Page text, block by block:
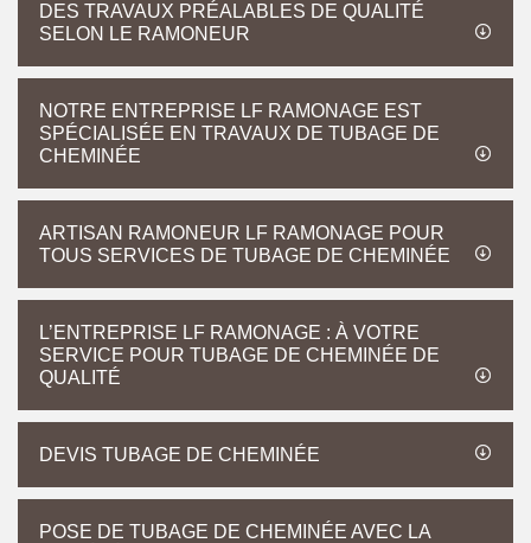
DES TRAVAUX PRÉALABLES DE QUALITÉ
SELON LE RAMONEUR
NOTRE ENTREPRISE LF RAMONAGE EST
SPÉCIALISÉE EN TRAVAUX DE TUBAGE DE
CHEMINÉE
ARTISAN RAMONEUR LF RAMONAGE POUR
TOUS SERVICES DE TUBAGE DE CHEMINÉE
L’ENTREPRISE LF RAMONAGE : À VOTRE
SERVICE POUR TUBAGE DE CHEMINÉE DE
QUALITÉ
DEVIS TUBAGE DE CHEMINÉE
POSE DE TUBAGE DE CHEMINÉE AVEC LA